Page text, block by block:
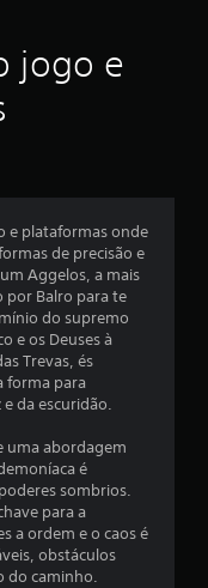
jogo e
e plataformas onde
de precisão e
Aggelos, a mais
por Balro para te
do supremo
e os Deuses à
Trevas, és
forma para
da escuridão.
uma abordagem
é
sombrios.
para a
a ordem e o caos é
obstáculos
do caminho.